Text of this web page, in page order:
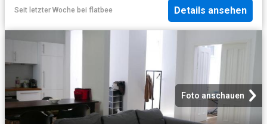
Seit letzter Woche bei flatbee Details ansehen
Foto anschauen